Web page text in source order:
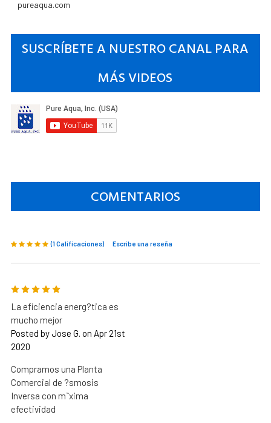
pureaqua.com
SUSCRÍBETE A NUESTRO CANAL PARA
MÁS VIDEOS
COMENTARIOS
(1 Calificaciones) Escribe una reseña
5
La eficiencia energ?tica es
mucho mejor
Posted by Jose G. on Apr 21st
2020
Compramos una Planta
Comercial de ?smosis
Inversa con m˜xima
efectividad